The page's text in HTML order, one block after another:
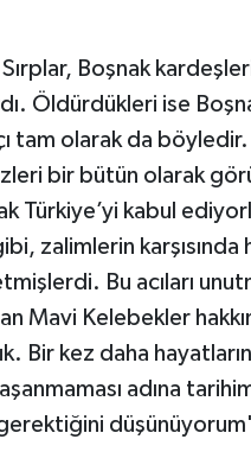
Boşnak
Öldürdükleri ise
tam olarak da
bir bütün olarak
Türkiye’yi kabul
zalimlerin karşısında
Bu acıları
Mavi Kelebekler
Bir kez daha
adına